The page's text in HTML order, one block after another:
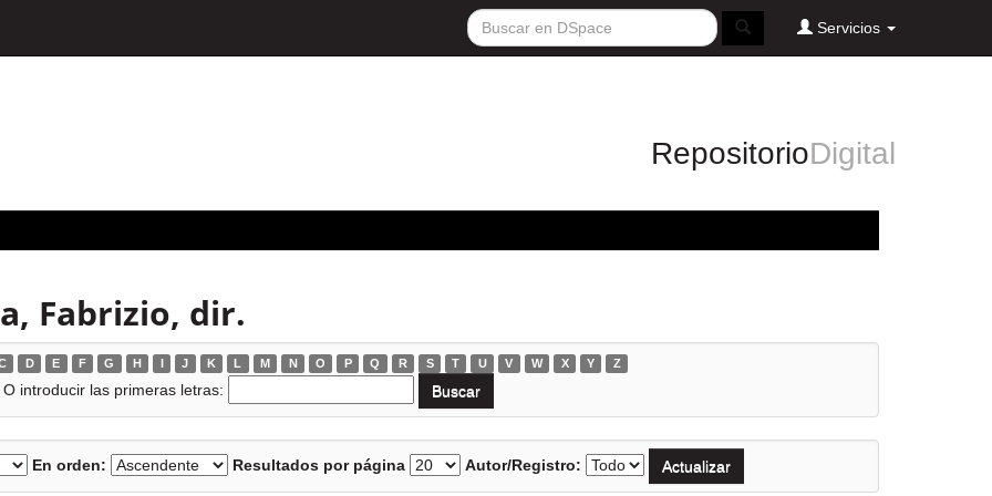
Servicios
RepositorioDigital
Fabrizio, dir.
D E F G H I J K L M N O P Q R S T U V W X Y Z
O introducir las primeras letras:
En orden: Resultados por página Autor/Registro: